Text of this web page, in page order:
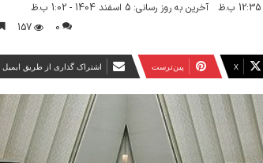
آخرین به روز رسانی: 5 اسفند 1404 - 1:02 ب.ظ
0
157
X ‫پین‌ترست اشتراک گذاری از طریق ایمیل